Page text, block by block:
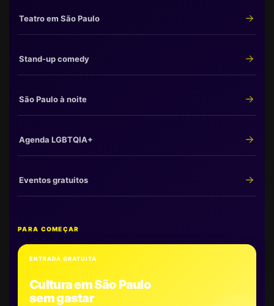
Teatro em São Paulo
Stand-up comedy
São Paulo à noite
Agenda LGBTQIA+
Eventos gratuitos
PARA COMEÇAR
ENTRADA GRATUITA
Cultura em São Paulo
sem gastar